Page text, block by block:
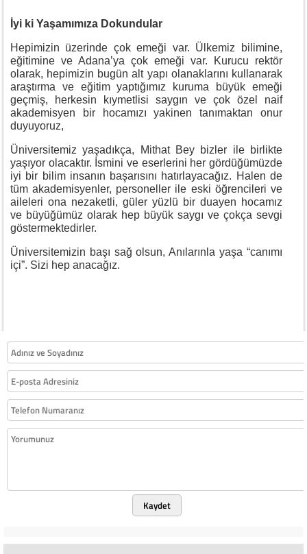
İyi ki Yaşamımıza Dokundular
Hepimizin üzerinde çok emeği var. Ülkemiz bilimine,
eğitimine ve Adana’ya çok emeği var. Kurucu rektör
olarak, hepimizin bugün alt yapı olanaklarını kullanarak
araştırma ve eğitim yaptığımız kuruma büyük emeği
geçmiş, herkesin kıymetlisi saygın ve çok özel naif
akademisyen bir hocamızı yakinen tanımaktan onur
duyuyoruz,
Üniversitemiz yaşadıkça, Mithat Bey bizler ile birlikte
yaşıyor olacaktır. İsmini ve eserlerini her gördüğümüzde
iyi bir bilim insanın başarısını hatırlayacağız. Halen de
tüm akademisyenler, personeller ile eski öğrencileri ve
aileleri ona nezaketli, güler yüzlü bir duayen hocamız
ve büyüğümüz olarak hep büyük saygı ve çokça sevgi
göstermektedirler.
Üniversitemizin başı sağ olsun, Anılarınla yaşa “canımı
içi”. Sizi hep anacağız.
Kaydet